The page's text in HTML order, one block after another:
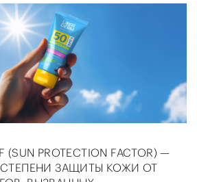
PROTECTION FACTOR) —
ЗАЩИТЫ КОЖИ ОТ